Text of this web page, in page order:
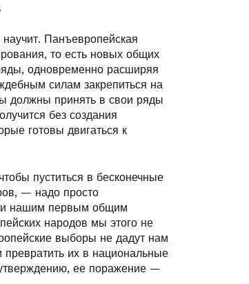
Панъевропейская
то есть новых общих
одновременно расширяя
силам закрепиться на
должны принять в свои ряды
без создания
готовы двигаться к
пуститься в бесконечные
— надо просто
нашим первым общим
народов мы этого не
выборы не дадут нам
их в национальные
ее поражение —